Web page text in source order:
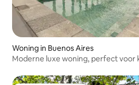
Woning in Buenos Aires
Moderne luxe woning, perfect voor